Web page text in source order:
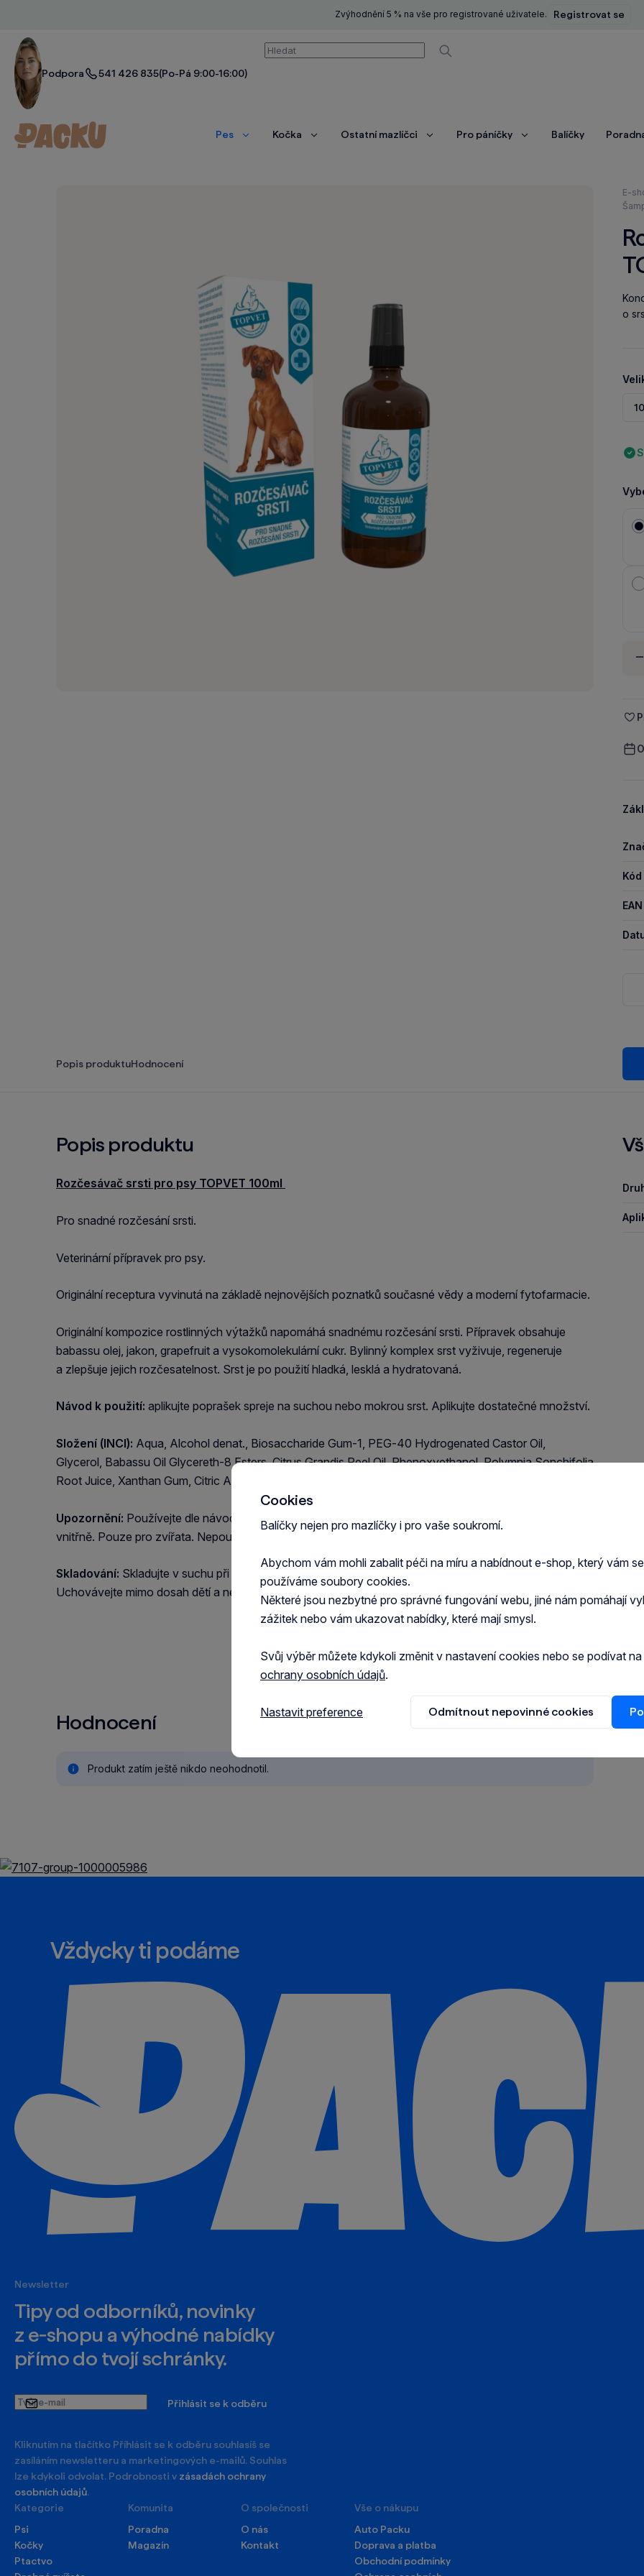
Zvýhodnění 5 % na vše pro registrované uživatele. Registrovat se
Podpora 541 426 835(Po-Pá 9:00-16:00)
Vyhledávání
Vyhledávat
Pes
ZobrazitKočka
ZobrazitOstatní mazlíčci
ZobrazitPro páníčky
ZobrazitBalíčky
se
E-
o
-
EAN
Popis produktuHodnocení
Popis produktu
Rozčesávač srsti pro psy TOPVET 100ml
Pro snadné rozčesání srsti.
Veterinární přípravek pro psy.
Originální receptura vyvinutá na základě nejnovějších poznatků současné vědy a moderní fytofarmacie.
Originální kompozice rostlinných výtažků napomáhá snadnému rozčesání srsti. Přípravek obsahuje
babassu olej, jakon, grapefruit a vysokomolekulární cukr. Bylinný komplex srst vyživuje, regeneruje
a zlepšuje jejich rozčesatelnost. Srst je po použití hladká, lesklá a hydratovaná.
Návod k použití: aplikujte poprašek spreje na suchou nebo mokrou srst. Aplikujte dostatečné množství.
Složení (INCI): Aqua, Alcohol denat., Biosaccharide Gum-1, PEG-40 Hydrogenated Castor Oil,
Glycerol, Babassu Oil Glycereth-8 Esters, Citrus Grandis Peel Oil, Phenoxyethanol, Polymnia Sonchifolia
Root Juice, Xanthan Gum, Citric Acid, Sodium Benzoate, Potassium Sorbate
Upozornění: Používejte dle návodu k použití. Nepoužívejte na sliznice a otevřené rány. Nepoužívejte
vnitřně. Pouze pro zvířata. Nepoužívejte při známé přecitlivělosti na některou složku přípravku.
Skladování: Skladujte v suchu při pokojové teplotě. Chraňte před přímým slunečním zářením a mrazem.
Uchovávejte mimo dosah dětí a nepoučených osob.
Hodnocení
Produkt zatím ještě nikdo neohodnotil.
Vždycky ti podáme
Newsletter
Tipy od odborníků, novinky
z e‑shopu a výhodné nabídky
přímo do tvojí schránky.
Tvůj
e-
Přihlásit se k odběru
Kliknutím na tlačítko Příhlásit se k odběru souhlasíš se
zasíláním newsletteru a marketingových e-mailů. Souhlas
lze kdykoli odvolat. Podrobnosti v zásadách ochrany
osobních údajů.
Kategorie
Psi
Kočky
Ptactvo
Komunita
Poradna
Magazín
O společnosti
O nás
Kontakt
Vše o nákupu
Auto Packu
Doprava a platba
Obchodní podmínky
Cookies
Balíčky nejen pro mazlíčky i pro vaše soukromí.
Abychom vám mohli zabalit péči na míru a nabídnout e-shop, který vám
používáme soubory cookies.
Některé jsou nezbytné pro správné fungování webu, jiné nám pomáhají
zážitek nebo vám ukazovat nabídky, které mají smysl.
Svůj výběr můžete kdykoli změnit v nastavení cookies nebo se podívat na
ochrany osobních údajů.
Nastavit preference Odmítnout nepovinné cookies